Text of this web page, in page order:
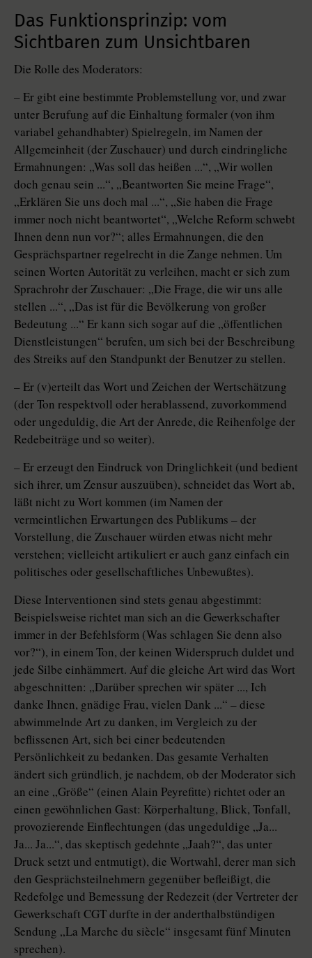
Das Funktionsprinzip: vom
Sichtbaren zum Unsichtbaren
Die Rolle des Moderators:
– Er gibt eine bestimmte Problemstellung vor, und zwar
unter Berufung auf die Einhaltung formaler (von ihm
variabel gehandhabter) Spielregeln, im Namen der
Allgemeinheit (der Zuschauer) und durch eindringliche
Ermahnungen: „Was soll das heißen ...“, „Wir wollen
doch genau sein ...“, „Beantworten Sie meine Frage“,
„Erklären Sie uns doch mal ...“, „Sie haben die Frage
immer noch nicht beantwortet“, „Welche Reform schwebt
Ihnen denn nun vor?“; alles Ermahnungen, die den
Gesprächspartner regelrecht in die Zange nehmen. Um
seinen Worten Autorität zu verleihen, macht er sich zum
Sprachrohr der Zuschauer: „Die Frage, die wir uns alle
stellen ...“, „Das ist für die Bevölkerung von großer
Bedeutung ...“ Er kann sich sogar auf die „öffentlichen
Dienstleistungen“ berufen, um sich bei der Beschreibung
des Streiks auf den Standpunkt der Benutzer zu stellen.
– Er (v)erteilt das Wort und Zeichen der Wertschätzung
(der Ton respektvoll oder herablassend, zuvorkommend
oder ungeduldig, die Art der Anrede, die Reihenfolge der
Redebeiträge und so weiter).
– Er erzeugt den Eindruck von Dringlichkeit (und bedient
sich ihrer, um Zensur auszuüben), schneidet das Wort ab,
läßt nicht zu Wort kommen (im Namen der
vermeintlichen Erwartungen des Publikums – der
Vorstellung, die Zuschauer würden etwas nicht mehr
verstehen; vielleicht artikuliert er auch ganz einfach ein
politisches oder gesellschaftliches Unbewußtes).
Diese Interventionen sind stets genau abgestimmt:
Beispielsweise richtet man sich an die Gewerkschafter
immer in der Befehlsform (Was schlagen Sie denn also
vor?“), in einem Ton, der keinen Widerspruch duldet und
jede Silbe einhämmert. Auf die gleiche Art wird das Wort
abgeschnitten: „Darüber sprechen wir später ..., Ich
danke Ihnen, gnädige Frau, vielen Dank ...“ – diese
abwimmelnde Art zu danken, im Vergleich zu der
beflissenen Art, sich bei einer bedeutenden
Persönlichkeit zu bedanken. Das gesamte Verhalten
ändert sich gründlich, je nachdem, ob der Moderator sich
an eine „Größe“ (einen Alain Peyrefitte) richtet oder an
einen gewöhnlichen Gast: Körperhaltung, Blick, Tonfall,
provozierende Einflechtungen (das ungeduldige „Ja...
Ja... Ja...“, das skeptisch gedehnte „Jaah?“, das unter
Druck setzt und entmutigt), die Wortwahl, derer man sich
den Gesprächsteilnehmern gegenüber befleißigt, die
Redefolge und Bemessung der Redezeit (der Vertreter der
Gewerkschaft CGT durfte in der anderthalbstündigen
Sendung „La Marche du siècle“ insgesamt fünf Minuten
sprechen).